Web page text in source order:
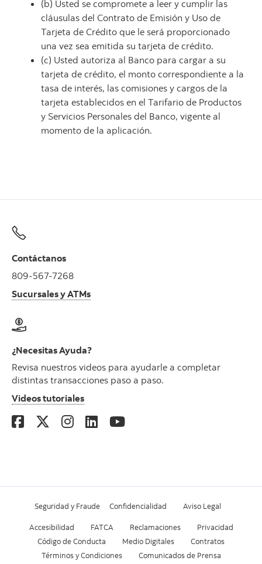
(b) Usted se compromete a leer y cumplir las
cláusulas del Contrato de Emisión y Uso de
Tarjeta de Crédito que le será proporcionado
una vez sea emitida su tarjeta de crédito.
(c) Usted autoriza al Banco para cargar a su
tarjeta de crédito, el monto correspondiente a la
tasa de interés, las comisiones y cargos de la
tarjeta establecidos en el Tarifario de Productos
y Servicios Personales del Banco, vigente al
momento de la aplicación.
Contáctanos
809-567-7268
Sucursales y ATMs
¿Necesitas Ayuda?
Revisa nuestros videos para ayudarle a completar
distintas transacciones paso a paso.
Videos tutoriales
Seguridad y Fraude Confidencialidad Aviso Legal
Accesibilidad FATCA Reclamaciones
Privacidad
Código de Conducta
Medio Digitales
Contratos
Términos y Condiciones
Comunicados de Prensa